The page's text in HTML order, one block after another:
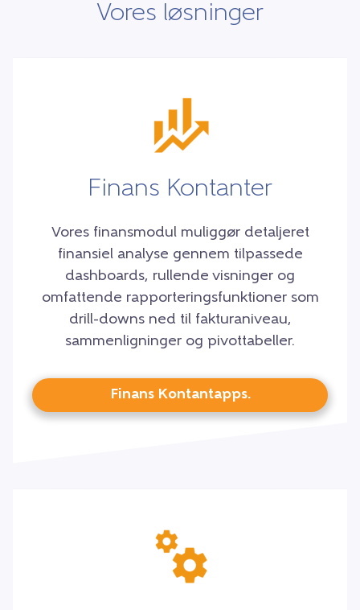
Vores løsninger
Finans Kontanter
Vores finansmodul muliggør detaljeret
finansiel analyse gennem tilpassede
dashboards, rullende visninger og
omfattende rapporteringsfunktioner som
drill-downs ned til fakturaniveau,
sammenligninger og pivottabeller.
Finans Kontantapps.